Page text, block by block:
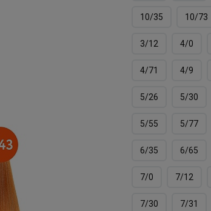
10/35 10/73
3/12 4/0
4/71 4/9
5/26 5/30
5/55 5/77
6/35 6/65
7/0 7/12
7/30 7/31